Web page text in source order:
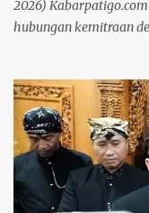
2026)
hubungan kemitraan
Kecamatan Margorejo,
berlangsung penuh
komunikasi,
dan media dalam
Baca juga: Plt Bupati
Baca juga: Marak